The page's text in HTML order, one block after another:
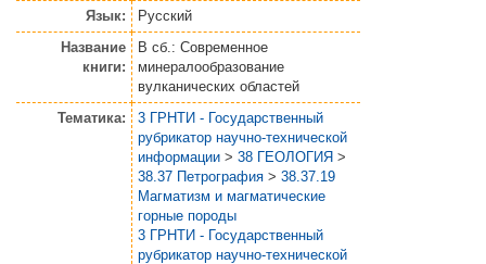
Язык:
Русский
Название
книги:
В сб.: Современное
минералообразование
вулканических областей
Тематика:
3 ГРНТИ - Государственный
рубрикатор научно-технической
информации > 38 ГЕОЛОГИЯ >
38.37 Петрография > 38.37.19
Магматизм и магматические
горные породы
3 ГРНТИ - Государственный
рубрикатор научно-технической